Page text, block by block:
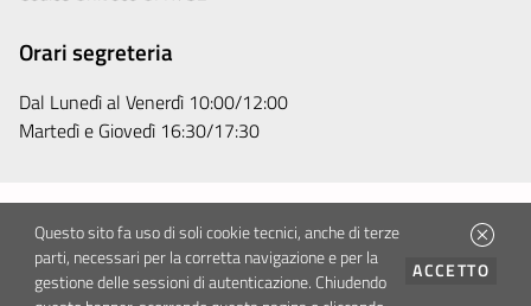
Questo sito fa uso di soli cookie tecnici, anche di terze
parti, necessari per la corretta navigazione e per la
gestione delle sessioni di autenticazione. Chiudendo
ACCETTO
Orari segreteria
Dal Lunedì al Venerdì 10:00/12:00
Martedì e Giovedì 16:30/17:30
Privacy e cookie policy
Accessibilità